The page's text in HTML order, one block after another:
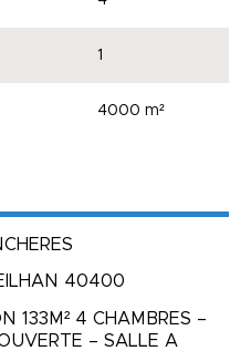
1
4000 m²
40400
133M² 4 CHAMBRES –
– SALLE A